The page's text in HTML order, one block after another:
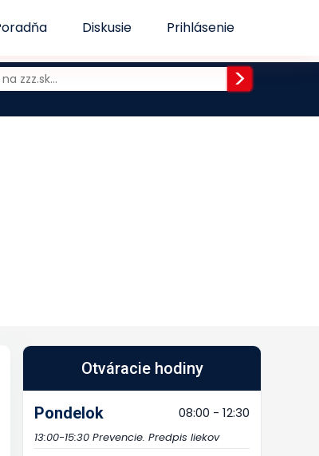
Diskusie Prihlásenie
Otváracie hodiny
Pondelok 08:00 - 12:30
13:00-15:30 Prevencie. Predpis liekov